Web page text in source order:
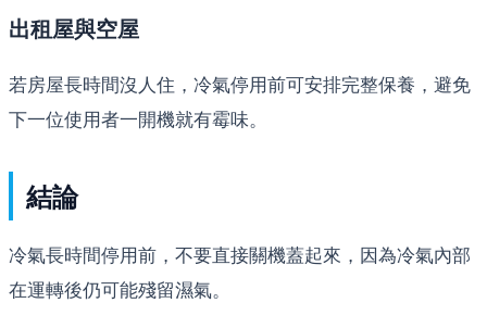
出租屋與空屋
若房屋長時間沒人住，冷氣停用前可安排完整保養，避免
下一位使用者一開機就有霉味。
結論
冷氣長時間停用前，不要直接關機蓋起來，因為冷氣內部
在運轉後仍可能殘留濕氣。